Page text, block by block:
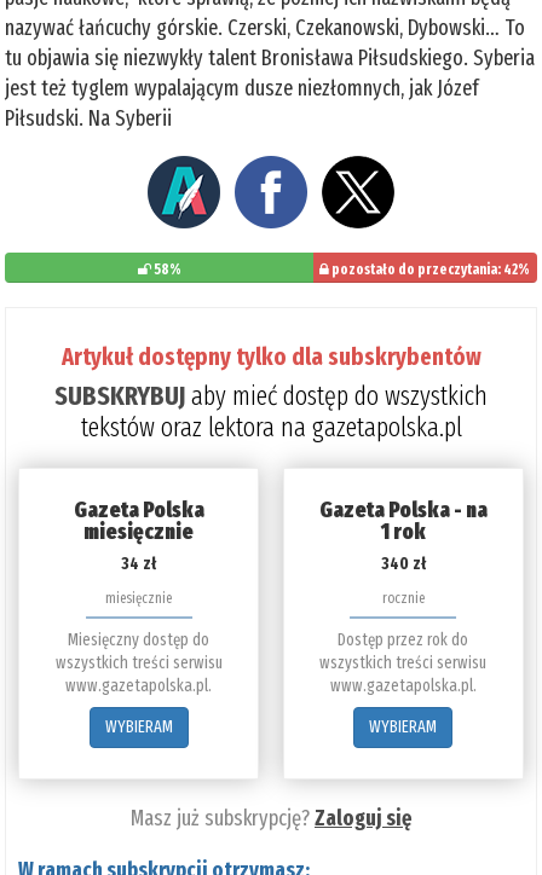
nazywać łańcuchy górskie. Czerski, Czekanowski, Dybowski… To
tu objawia się niezwykły talent Bronisława Piłsudskiego. Syberia
jest też tyglem wypalającym dusze niezłomnych, jak Józef
Piłsudski. Na Syberii
58% pozostało do przeczytania: 42%
Artykuł dostępny tylko dla subskrybentów
SUBSKRYBUJaby mieć dostęp do wszystkich
tekstów oraz lektora na gazetapolska.pl
Gazeta Polska
miesięcznie
34 zł
miesięcznie
Miesięczny dostęp do
wszystkich treści serwisu
www.gazetapolska.pl.
WYBIERAM
Gazeta Polska - na
1 rok
340 zł
rocznie
Dostęp przez rok do
wszystkich treści serwisu
www.gazetapolska.pl.
WYBIERAM
Masz już subskrypcję?Zaloguj się